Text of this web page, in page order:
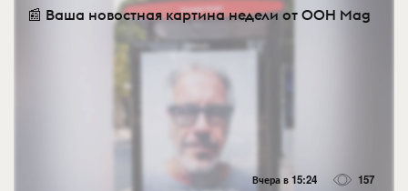
📰 Ваша новостная картина недели от OOH Mag
Вчера в 15:24 157